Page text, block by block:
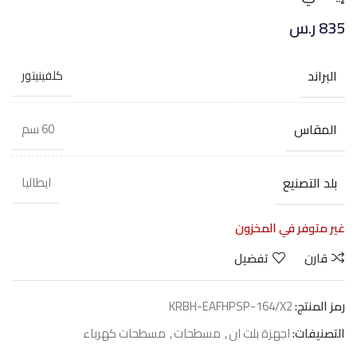
835ر.س
البراند كلفينيتور
المقاس 60 سم
بلد التصنيع
ايطاليا
غير متوفر في المخزون
قارن
تفضيل
رمز المنتج:KRBH-EAFHPSP-164/X2
التصنيفات:اجهزة بلت ان, مسطحات, مسطحات كهرباء